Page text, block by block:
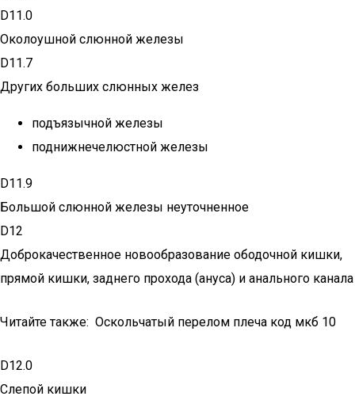
D11.0
Околоушной слюнной железы
D11.7
Других больших слюнных желез
подъязычной железы
поднижнечелюстной железы
D11.9
Большой слюнной железы неуточненное
D12
Доброкачественное новообразование ободочной кишки,
прямой кишки, заднего прохода (ануса) и анального канала
Читайте также: Оскольчатый перелом плеча код мкб 10
D12.0
Слепой кишки